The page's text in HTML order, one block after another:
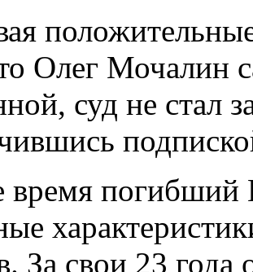
Олег Мочалин
суд не стал
время погибший
За свои 23